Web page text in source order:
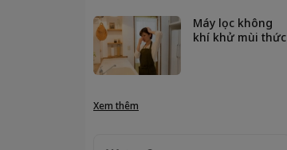
Máy lọc không
khí khử mùi thức
Xem thêm